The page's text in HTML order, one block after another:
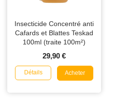
Insecticide Concentré anti
Cafards et Blattes Teskad
100ml (traite 100m²)
29,90 €
Détails Acheter